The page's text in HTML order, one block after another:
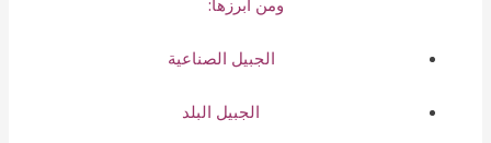
الجبيل الصناعية
الجبيل البلد